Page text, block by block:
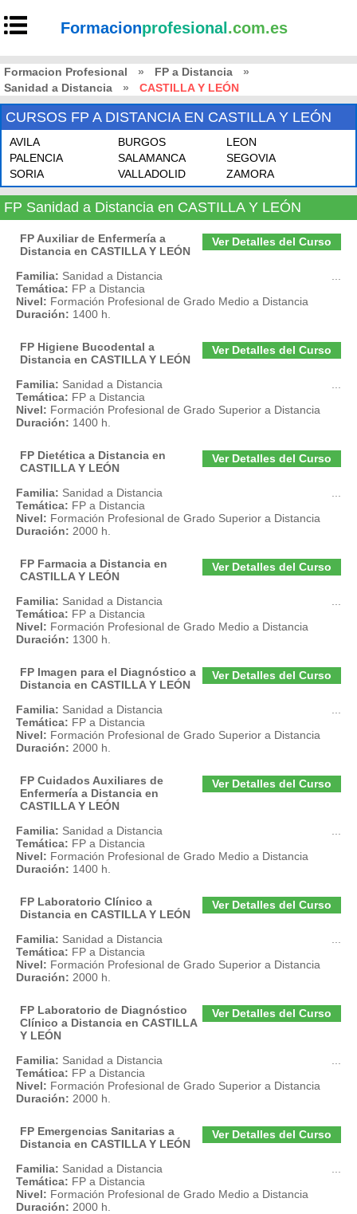
Formacionprofesional .com.es
Formacion Profesional » FP a Distancia
»
Sanidad a Distancia
» CASTILLA Y LEÓN
CURSOS FP A DISTANCIA EN CASTILLA Y LEÓN
AVILA BURGOS
LEON
PALENCIA
SALAMANCA
SEGOVIA
SORIA
VALLADOLID ZAMORA
FP Sanidad a Distancia en CASTILLA Y LEÓN
Ver Detalles del Curso
FP Auxiliar de Enfermería a
Distancia en CASTILLA Y LEÓN
Familia: Sanidad a Distancia
Temática: FP a Distancia
Nivel: Formación Profesional de Grado Medio a Distancia
Duración: 1400 h.
Ver Detalles del Curso
FP Higiene Bucodental a
Distancia en CASTILLA Y LEÓN
Familia: Sanidad a Distancia
Temática: FP a Distancia
Nivel: Formación Profesional de Grado Superior a Distancia
Duración: 1400 h.
Ver Detalles del Curso
FP Dietética a Distancia en
CASTILLA Y LEÓN
Familia: Sanidad a Distancia
Temática: FP a Distancia
Nivel: Formación Profesional de Grado Superior a Distancia
Duración: 2000 h.
Ver Detalles del Curso
FP Farmacia a Distancia en
CASTILLA Y LEÓN
Familia: Sanidad a Distancia
Temática: FP a Distancia
Nivel: Formación Profesional de Grado Medio a Distancia
Duración: 1300 h.
Ver Detalles del Curso
FP Imagen para el Diagnóstico a
Distancia en CASTILLA Y LEÓN
Familia: Sanidad a Distancia
Temática: FP a Distancia
Nivel: Formación Profesional de Grado Superior a Distancia
Duración: 2000 h.
Ver Detalles del Curso
FP Cuidados Auxiliares de
Enfermería a Distancia en
CASTILLA Y LEÓN
Familia: Sanidad a Distancia
Temática: FP a Distancia
Nivel: Formación Profesional de Grado Medio a Distancia
Duración: 1400 h.
Ver Detalles del Curso
FP Laboratorio Clínico a
Distancia en CASTILLA Y LEÓN
Familia: Sanidad a Distancia
Temática: FP a Distancia
Nivel: Formación Profesional de Grado Superior a Distancia
Duración: 2000 h.
Ver Detalles del Curso
FP Laboratorio de Diagnóstico
Clínico a Distancia en CASTILLA
Y LEÓN
Familia: Sanidad a Distancia
Temática: FP a Distancia
Nivel: Formación Profesional de Grado Superior a Distancia
Duración: 2000 h.
Ver Detalles del Curso
FP Emergencias Sanitarias a
Distancia en CASTILLA Y LEÓN
Familia: Sanidad a Distancia
Temática: FP a Distancia
Nivel: Formación Profesional de Grado Medio a Distancia
Duración: 2000 h.